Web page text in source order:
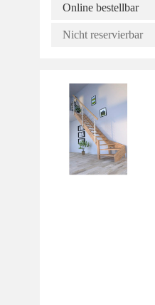
Online bestellbar
Nicht reservierbar